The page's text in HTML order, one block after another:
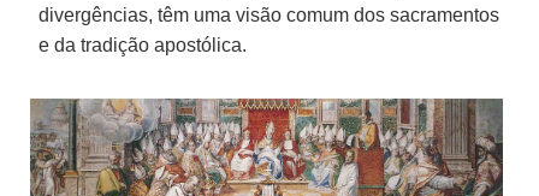
divergências, têm uma visão comum dos sacramentos
e da tradição apostólica.